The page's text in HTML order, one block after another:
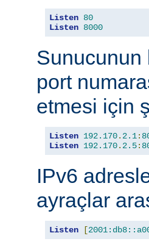
Listen 80
Listen 8000
Sunucunun
port
etmesi için
Listen 192.170. 2.1:
Listen 192.170. 2.5:
IPv6
ayraçlar
Listen [